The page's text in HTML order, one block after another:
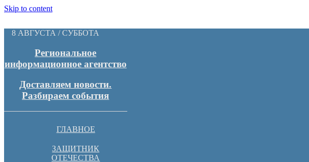
Skip to content
8 АВГУСТА / СУББОТА
Региональное
информационное агентство
Доставляем новости.
Разбираем события
ГЛАВНОЕ
ЗАЩИТНИК
ОТЕЧЕСТВА